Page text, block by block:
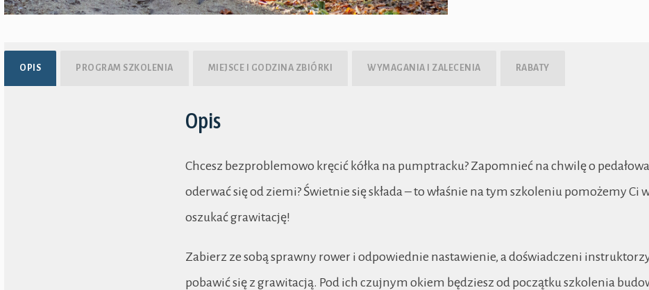
OPIS PROGRAM SZKOLENIA MIEJSCE I GODZINA ZBIÓRKI WYMAGANIA I ZALECENIA RABATY
Opis
Chcesz bezproblemowo kręcić kółka na pumptracku? Zapomnieć na chwilę o
oderwać się od ziemi? Świetnie się składa – to właśnie na tym szkoleniu pomożemy Ci
oszukać grawitację!
Zabierz ze sobą sprawny rower i odpowiednie nastawienie, a doświadczeni
pobawić się z grawitacją. Pod ich czujnym okiem będziesz od początku szkolenia